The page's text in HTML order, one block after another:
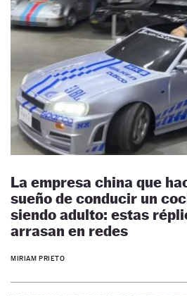
La empresa china que
sueño de conducir un
siendo adulto: estas
arrasan en redes
MIRIAM PRIETO